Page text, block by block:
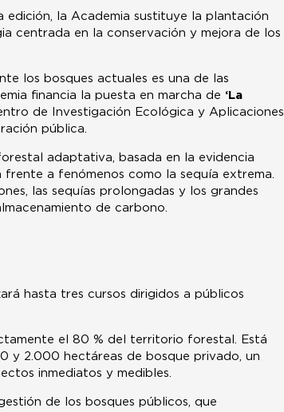
edición, la Academia sustituye la plantación
centrada en la conservación y mejora de los
los bosques actuales es una de las
financia la puesta en marcha de ‘La
de Investigación Ecológica y Aplicaciones
pública.
adaptativa, basada en la evidencia
a fenómenos como la sequía extrema.
las sequías prolongadas y los grandes
de carbono.
hasta tres cursos dirigidos a públicos
el 80 % del territorio forestal. Está
y 2.000 hectáreas de bosque privado, un
inmediatos y medibles.
de los bosques públicos, que